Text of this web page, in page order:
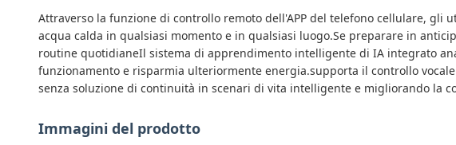
Attraverso la funzione di controllo remoto dell'APP del telefono cellulare,
acqua calda in qualsiasi momento e in qualsiasi luogo.Se preparare in
routine quotidianeIl sistema di apprendimento intelligente di IA integrato
funzionamento e risparmia ulteriormente energia.supporta il controllo
senza soluzione di continuità in scenari di vita intelligente e migliorando la
Immagini del prodotto